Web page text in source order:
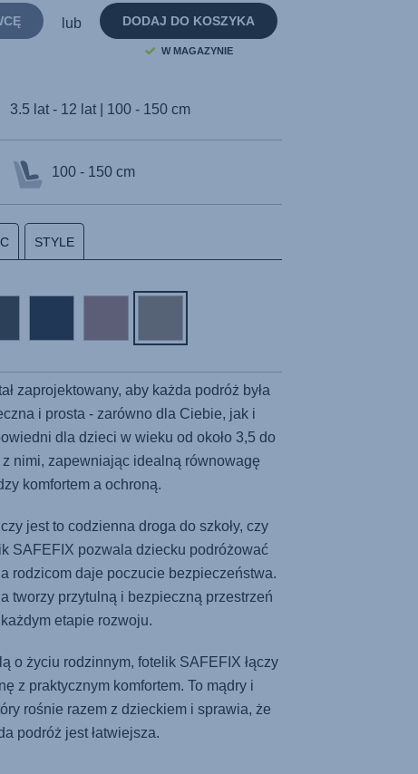
strony.
DODAJ DO KOSZYKA
W MAGAZYNIE
lub
3.5 lat - 12 lat | 100 - 150 cm
100 - 150 cm
STYLE
zaprojektowany, aby każda podróż była
i prosta - zarówno dla Ciebie, jak i
dla dzieci w wieku od około 3,5 do
nimi, zapewniając idealną równowagę
komfortem a ochroną.
jest to codzienna droga do szkoły, czy
SAFEFIX pozwala dziecku podróżować
rodzicom daje poczucie bezpieczeństwa.
tworzy przytulną i bezpieczną przestrzeń
etapie rozwoju.
o życiu rodzinnym, fotelik SAFEFIX łączy
z praktycznym komfortem. To mądry i
rośnie razem z dzieckiem i sprawia, że
podróż jest łatwiejsza.